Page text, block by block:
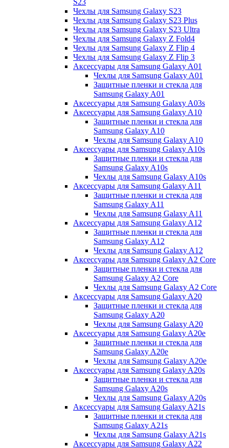
Чехлы для Samsung Galaxy S23
Чехлы для Samsung Galaxy S23 Plus
Чехлы для Samsung Galaxy S23 Ultra
Чехлы для Samsung Galaxy Z Fold4
Чехлы для Samsung Galaxy Z Flip 4
Чехлы для Samsung Galaxy Z Flip 3
Аксессуары для Samsung Galaxy A01
Чехлы для Samsung Galaxy A01
Защитные пленки и стекла для
Samsung Galaxy A01
Аксессуары для Samsung Galaxy A03s
Аксессуары для Samsung Galaxy A10
Защитные пленки и стекла для
Samsung Galaxy A10
Чехлы для Samsung Galaxy A10
Аксессуары для Samsung Galaxy A10s
Защитные пленки и стекла для
Samsung Galaxy A10s
Чехлы для Samsung Galaxy A10s
Аксессуары для Samsung Galaxy A11
Защитные пленки и стекла для
Samsung Galaxy A11
Чехлы для Samsung Galaxy A11
Аксессуары для Samsung Galaxy A12
Защитные пленки и стекла для
Samsung Galaxy A12
Чехлы для Samsung Galaxy A12
Аксессуары для Samsung Galaxy A2 Core
Защитные пленки и стекла для
Samsung Galaxy A2 Core
Чехлы для Samsung Galaxy A2 Core
Аксессуары для Samsung Galaxy A20
Защитные пленки и стекла для
Samsung Galaxy A20
Чехлы для Samsung Galaxy A20
Аксессуары для Samsung Galaxy A20e
Защитные пленки и стекла для
Samsung Galaxy A20e
Чехлы для Samsung Galaxy A20e
Аксессуары для Samsung Galaxy A20s
Защитные пленки и стекла для
Samsung Galaxy A20s
Чехлы для Samsung Galaxy A20s
Аксессуары для Samsung Galaxy A21s
Защитные пленки и стекла для
Samsung Galaxy A21s
Чехлы для Samsung Galaxy A21s
Аксессуары для Samsung Galaxy A22